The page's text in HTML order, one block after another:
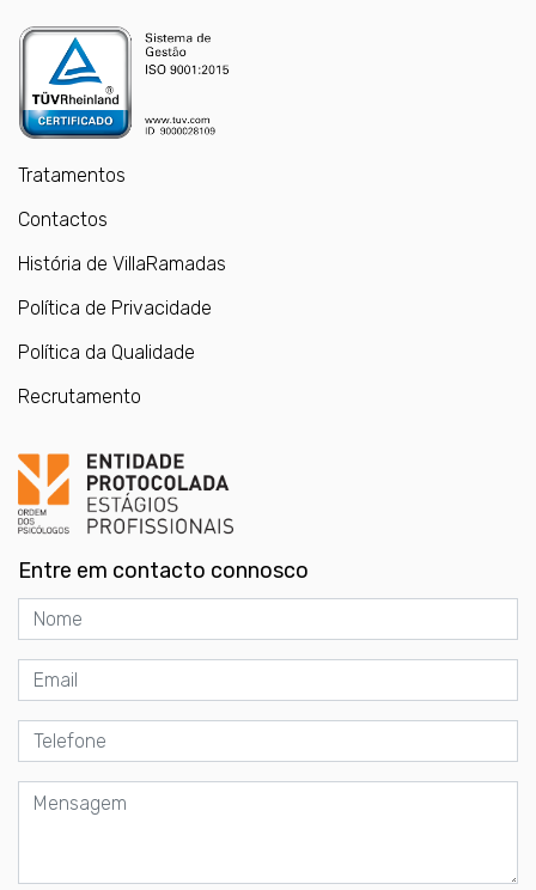
Tratamentos
Contactos
História de VillaRamadas
Política de Privacidade
Política da Qualidade
Recrutamento
Entre em contacto connosco